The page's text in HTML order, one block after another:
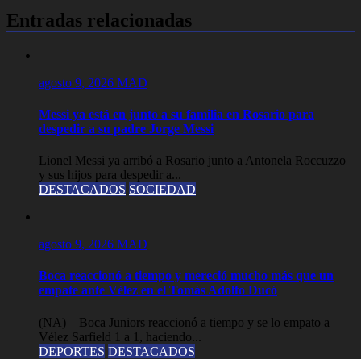
Entradas relacionadas
agosto 9, 2026 MAD
Messi ya está en junto a su familia en Rosario para
despedir a su padre Jorge Messi
Lionel Messi ya arribó a Rosario junto a Antonela Roccuzzo
y sus hijos para despedir a...
DESTACADOS SOCIEDAD
agosto 9, 2026 MAD
Boca reaccionó a tiempo y mereció mucho más que un
empate ante Vélez en el Tomás Adolfo Ducó
(NA) – Boca Juniors reaccionó a tiempo y se lo empato a
Vélez Sarfield 1 a 1, haciendo...
DEPORTES DESTACADOS